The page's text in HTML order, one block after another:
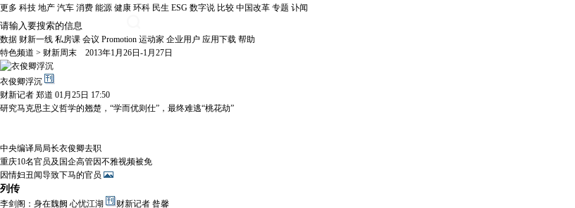
更多 科技 地产 汽车 消费 能源 健康 环科 民生 ESG 数字说 比较 中国改革 专题 讣闻
数据 财新一线 私房课 会议 Promotion 运动家 企业用户 应用下载 帮助
特色频道 > 财新周末 2013年1月26日-1月27日
衣俊卿浮沉
财新记者 郑道 01月25日 17:50
研究马克思主义哲学的翘楚，“学而优则仕”，最终难逃“桃花劫”
中央编译局局长衣俊卿去职
重庆10名官员及国企高管因不雅视频被免
因情妇丑闻导致下马的官员
列传
李剑阁：身在魏阙 心忧江湖 财新记者 昝馨